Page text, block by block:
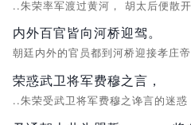
..朱荣率军渡过黄河， 胡太后便散
内外百官皆向河桥迎驾。
朝廷内外的官员都到河桥迎接孝庄
荣惑武卫将军费穆之言，
..朱荣受武卫将军费穆之谗言的迷惑